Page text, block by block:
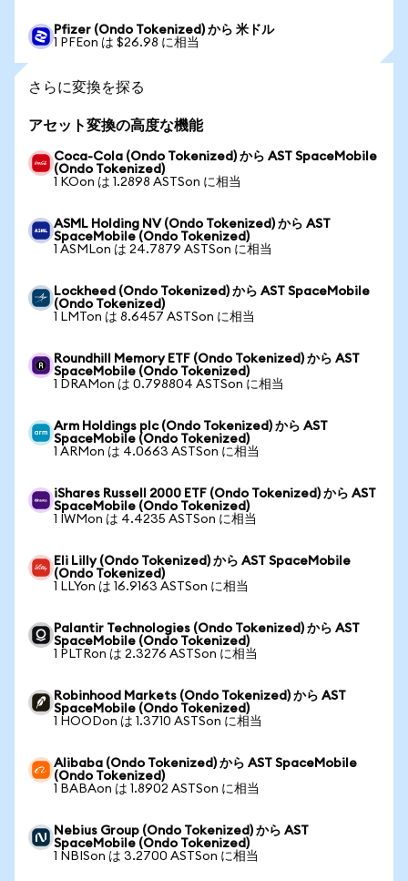
Pfizer (Ondo Tokenized) から 米ドル
1 PFEon は $26.98 に相当
さらに変換を探る
アセット変換の高度な機能
Coca-Cola (Ondo Tokenized) から AST SpaceMobile
(Ondo Tokenized)
1 KOon は 1.2898 ASTSon に相当
ASML Holding NV (Ondo Tokenized) から AST
SpaceMobile (Ondo Tokenized)
1 ASMLon は 24.7879 ASTSon に相当
Lockheed (Ondo Tokenized) から AST SpaceMobile
(Ondo Tokenized)
1 LMTon は 8.6457 ASTSon に相当
Roundhill Memory ETF (Ondo Tokenized) から AST
SpaceMobile (Ondo Tokenized)
1 DRAMon は 0.798804 ASTSon に相当
Arm Holdings plc (Ondo Tokenized) から AST
SpaceMobile (Ondo Tokenized)
1 ARMon は 4.0663 ASTSon に相当
iShares Russell 2000 ETF (Ondo Tokenized) から AST
SpaceMobile (Ondo Tokenized)
1 IWMon は 4.4235 ASTSon に相当
Eli Lilly (Ondo Tokenized) から AST SpaceMobile
(Ondo Tokenized)
1 LLYon は 16.9163 ASTSon に相当
Palantir Technologies (Ondo Tokenized) から AST
SpaceMobile (Ondo Tokenized)
1 PLTRon は 2.3276 ASTSon に相当
Robinhood Markets (Ondo Tokenized) から AST
SpaceMobile (Ondo Tokenized)
1 HOODon は 1.3710 ASTSon に相当
Alibaba (Ondo Tokenized) から AST SpaceMobile
(Ondo Tokenized)
1 BABAon は 1.8902 ASTSon に相当
Nebius Group (Ondo Tokenized) から AST
SpaceMobile (Ondo Tokenized)
1 NBISon は 3.2700 ASTSon に相当